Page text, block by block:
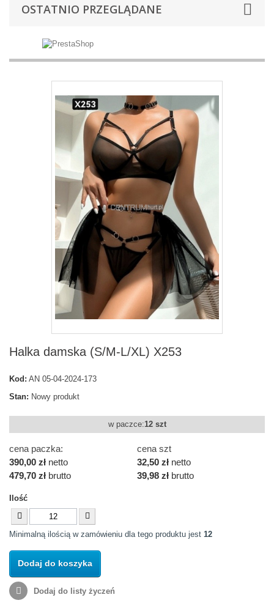
OSTATNIO PRZEGLĄDANE
Halka damska (S/M-L/XL) X253
Kod: AN 05-04-2024-173
Stan: Nowy produkt
w paczce:12 szt
cena paczka:
390,00 zł netto
479,70 zł brutto
cena szt
32,50 zł netto
39,98 zł brutto
Ilość
Minimalną ilością w zamówieniu dla tego produktu jest 12
Dodaj do koszyka
Dodaj do listy życzeń